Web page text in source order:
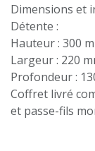
Dimensions et
Détente :
Hauteur : 300
Largeur : 220
Profondeur :
Coffret livré
et passe-fils